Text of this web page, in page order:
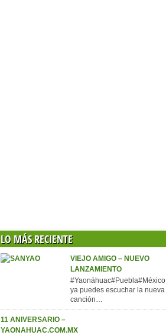
LO MÁS RECIENTE
VIEJO AMIGO – NUEVO
LANZAMIENTO
#Yaonáhuac#Puebla#México,
ya puedes escuchar la nueva
canción…
11 ANIVERSARIO –
YAONAHUAC.COM.MX